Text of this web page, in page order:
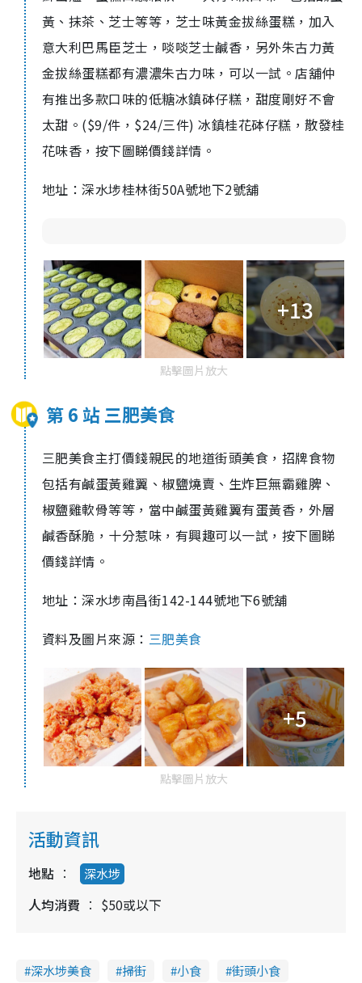
黃、抹茶、芝士等等，芝士味黃金拔絲蛋糕，加入
意大利巴馬臣芝士，啖啖芝士鹹香，另外朱古力黃
金拔絲蛋糕都有濃濃朱古力味，可以一試。店舖仲
有推出多款口味的低糖冰鎮砵仔糕，甜度剛好不會
太甜。 ($9/件， $24/三件)冰鎮桂花砵仔糕，散發桂
花味香，按下圖睇價錢詳情。
地址：深水埗桂林街50A號地下2號舖
+13
點擊圖片放大
第 6 站 三肥美食
三肥美食主打價錢親民的地道街頭美食，招牌食物
包括有鹹蛋黃雞翼、椒鹽燒賣、生炸巨無霸雞脾、
椒鹽雞軟骨等等，當中鹹蛋黃雞翼有蛋黃香，外層
鹹香酥脆，十分惹味，有興趣可以一試，按下圖睇
價錢詳情。
地址：深水埗南昌街142-144號地下6號舖
資料及圖片來源： 三肥美食
+5
點擊圖片放大
活動資訊
地點 深水埗
人均消費 $50或以下
深水埗美食 掃街 小食 街頭小食